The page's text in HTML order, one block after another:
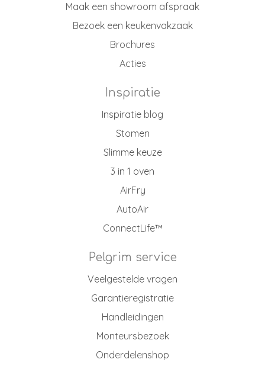
Maak een showroom afspraak
Bezoek een keukenvakzaak
Brochures
Acties
Inspiratie
Inspiratie blog
Stomen
Slimme keuze
3 in 1 oven
AirFry
AutoAir
ConnectLife™
Pelgrim service
Veelgestelde vragen
Garantieregistratie
Handleidingen
Monteursbezoek
Onderdelenshop